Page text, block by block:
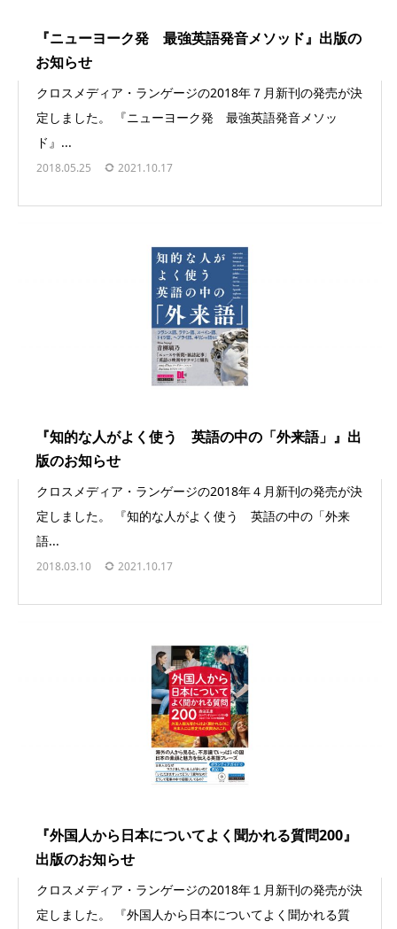
『ニューヨーク発 最強英語発音メソッド』出版の
お知らせ
クロスメディア・ランゲージの2018年７月新刊の発売が決
定しました。 『ニューヨーク発 最強英語発音メソッ
ド』...
2018.05.25 2021.10.17
『知的な人がよく使う 英語の中の「外来語」』出
版のお知らせ
クロスメディア・ランゲージの2018年４月新刊の発売が決
定しました。 『知的な人がよく使う 英語の中の「外来
語...
2018.03.10 2021.10.17
『外国人から日本についてよく聞かれる質問200』
出版のお知らせ
クロスメディア・ランゲージの2018年１月新刊の発売が決
定しました。 『外国人から日本についてよく聞かれる質